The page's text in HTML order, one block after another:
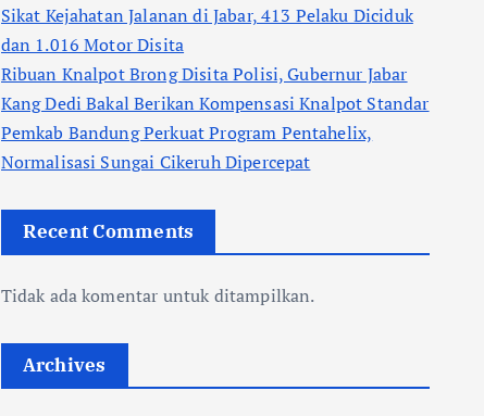
Sikat Kejahatan Jalanan di Jabar, 413 Pelaku Diciduk
dan 1.016 Motor Disita
Ribuan Knalpot Brong Disita Polisi, Gubernur Jabar
Kang Dedi Bakal Berikan Kompensasi Knalpot Standar
Pemkab Bandung Perkuat Program Pentahelix,
Normalisasi Sungai Cikeruh Dipercepat
Recent Comments
Tidak ada komentar untuk ditampilkan.
Archives